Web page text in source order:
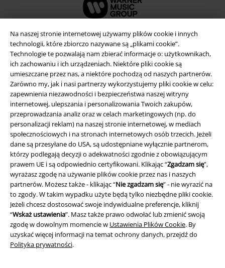
Na naszej stronie internetowej używamy plików cookie i innych
technologii, które zbiorczo nazywane są „plikami cookie”.
Technologie te pozwalają nam zbierać informacje o: użytkownikach,
ich zachowaniu i ich urządzeniach. Niektóre pliki cookie są
umieszczane przez nas, a niektóre pochodzą od naszych partnerów.
Zarówno my, jak i nasi partnerzy wykorzystujemy pliki cookie w celu:
zapewnienia niezawodności i bezpieczeństwa naszej witryny
internetowej, ulepszania i personalizowania Twoich zakupów,
przeprowadzania analiz oraz w celach marketingowych (np. do
personalizacji reklam) na naszej stronie internetowej, w mediach
społecznościowych i na stronach internetowych osób trzecich. Jeżeli
dane są przesyłane do USA, są udostępniane wyłącznie partnerom,
którzy podlegają decyzji o adekwatności zgodnie z obowiązującym
prawem UE i są odpowiednio certyfikowani. Klikając “Zgadzam się”,
wyrażasz zgodę na używanie plików cookie przez nas i naszych
partnerów. Możesz także - klikając “Nie zgadzam się” - nie wyrazić na
to zgody. W takim wypadku użyte będą tylko niezbędne pliki cookie.
Jeżeli chcesz dostosować swoje indywidualne preferencje, kliknij
“Wskaż ustawienia”. Masz także prawo odwołać lub zmienić swoją
zgodę w dowolnym momencie w Ustawienia Plików Cookie. By
uzyskać więcej informacji na temat ochrony danych, przejdź do
Polityka prywatności.
Informacje prawne
Regulamin
Dane firmy
Polityka prywatności
Unieszkodliwianie odpadów i ochrona środowiska
Deklaracja Zgodności